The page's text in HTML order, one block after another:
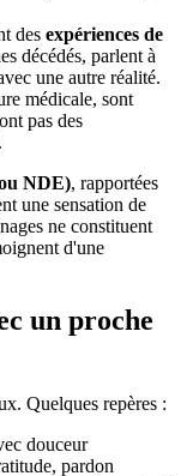
des expériences de
décédés, parlent à
une autre réalité.
médicale, sont
pas des
NDE), rapportées
une sensation de
ne constituent
d'une
un proche
Quelques repères :
douceur
pardon